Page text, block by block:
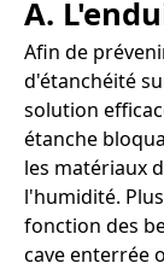
A.
Afin de
d'étanchéité
solution
étanche
les matériaux
l'humidité.
fonction des
cave enterrée